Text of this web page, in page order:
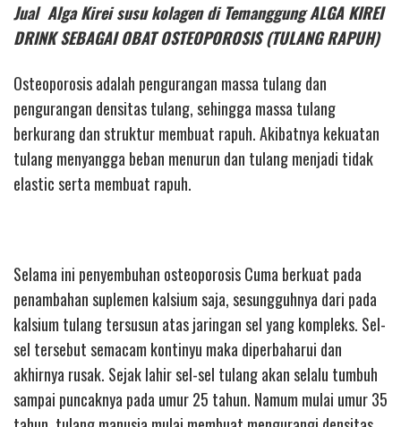
Jual Alga Kirei susu kolagen di Temanggung ALGA KIREI
DRINK SEBAGAI OBAT OSTEOPOROSIS (TULANG RAPUH)
Osteoporosis adalah pengurangan massa tulang dan
pengurangan densitas tulang, sehingga massa tulang
berkurang dan struktur membuat rapuh. Akibatnya kekuatan
tulang menyangga beban menurun dan tulang menjadi tidak
elastic serta membuat rapuh.
Selama ini penyembuhan osteoporosis Cuma berkuat pada
penambahan suplemen kalsium saja, sesungguhnya dari pada
kalsium tulang tersusun atas jaringan sel yang kompleks. Sel-
sel tersebut semacam kontinyu maka diperbaharui dan
akhirnya rusak. Sejak lahir sel-sel tulang akan selalu tumbuh
sampai puncaknya pada umur 25 tahun. Namum mulai umur 35